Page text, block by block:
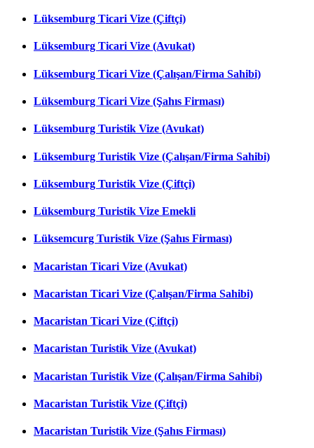
Lüksemburg Ticari Vize (Çiftçi)
Lüksemburg Ticari Vize (Avukat)
Lüksemburg Ticari Vize (Çalışan/Firma Sahibi)
Lüksemburg Ticari Vize (Şahıs Firması)
Lüksemburg Turistik Vize (Avukat)
Lüksemburg Turistik Vize (Çalışan/Firma Sahibi)
Lüksemburg Turistik Vize (Çiftçi)
Lüksemburg Turistik Vize Emekli
Lüksemcurg Turistik Vize (Şahıs Firması)
Macaristan Ticari Vize (Avukat)
Macaristan Ticari Vize (Çalışan/Firma Sahibi)
Macaristan Ticari Vize (Çiftçi)
Macaristan Turistik Vize (Avukat)
Macaristan Turistik Vize (Çalışan/Firma Sahibi)
Macaristan Turistik Vize (Çiftçi)
Macaristan Turistik Vize (Şahıs Firması)